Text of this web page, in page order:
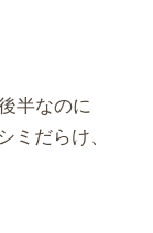
半なのに
だらけ、